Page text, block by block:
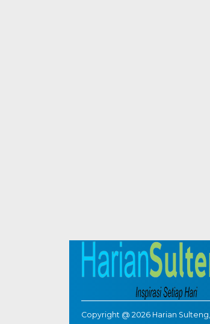
Copyright @ 2026 Harian